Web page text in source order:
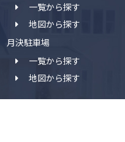
一覧から探す
地図から探す
月決駐車場
一覧から探す
地図から探す